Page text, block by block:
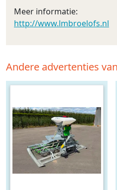
Meer informatie:
http://www.lmbroelofs.nl
Andere advertenties